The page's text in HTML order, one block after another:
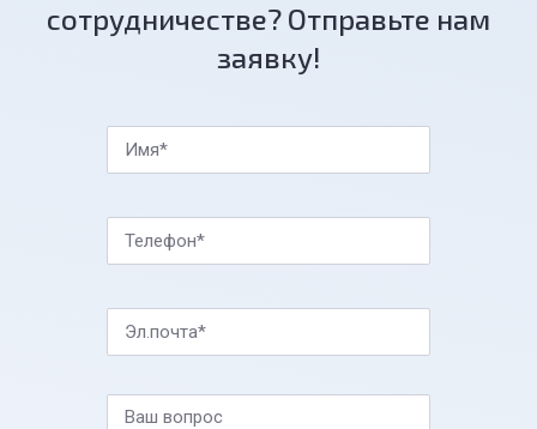
сотрудничестве? Отправьте нам
заявку!
Имя*
Телефон*
Эл.почта*
Ваш вопрос